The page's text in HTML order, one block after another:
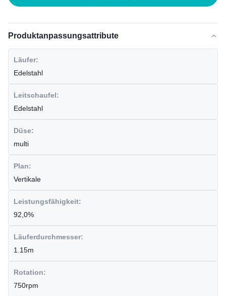
Produktanpassungsattribute
Läufer:
Edelstahl
Leitschaufel:
Edelstahl
Düse:
multi
Plan:
Vertikale
Leistungsfähigkeit:
92,0%
Läuferdurchmesser:
1.15m
Rotation:
750rpm